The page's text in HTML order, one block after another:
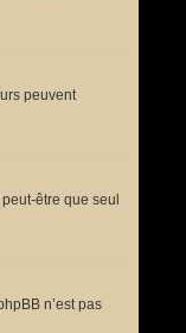
peuvent
être que seul
n’est pas